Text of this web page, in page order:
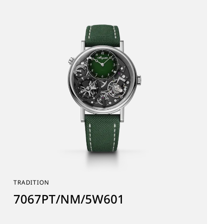
TRADITION
7067PT/NM/5W601